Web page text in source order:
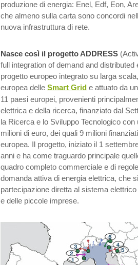
produzione di energia: Enel, Edf, Eon,
che almeno sulla carta sono concordi
nuova infrastruttura di rete.
Nasce così il progetto ADDRESS
full integration of demand and
progetto europeo integrato su larga
europea delle Smart Grid e attuato da
11 paesi europei, provenienti
elettrica e della ricerca, finanziato dal
la Ricerca e lo Sviluppo Tecnologico
milioni di euro, dei quali 9 milioni
europea. Il progetto, iniziato il 1
anni e ha come traguardo principale
quadro completo commerciale e di
domanda attiva di energia elettrica, che
partecipazione diretta al sistema
e delle piccole imprese.